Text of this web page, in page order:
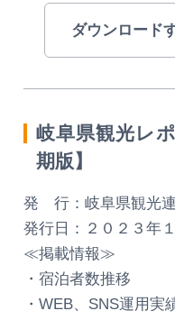
ダウンロード
岐阜県観光レ
期版】
発 行：岐阜県観光
発行日：２０２３年
≪掲載情報≫
・宿泊者数推移
・WEB、SNS運用実